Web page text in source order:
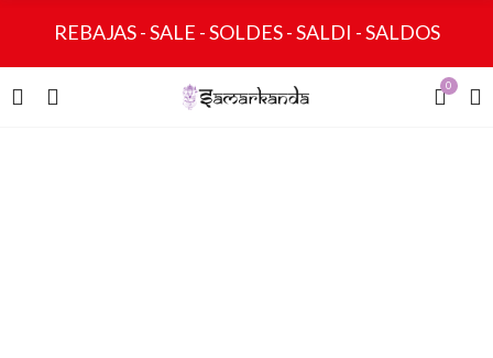
REBAJAS - SALE - SOLDES - SALDI - SALDOS
0